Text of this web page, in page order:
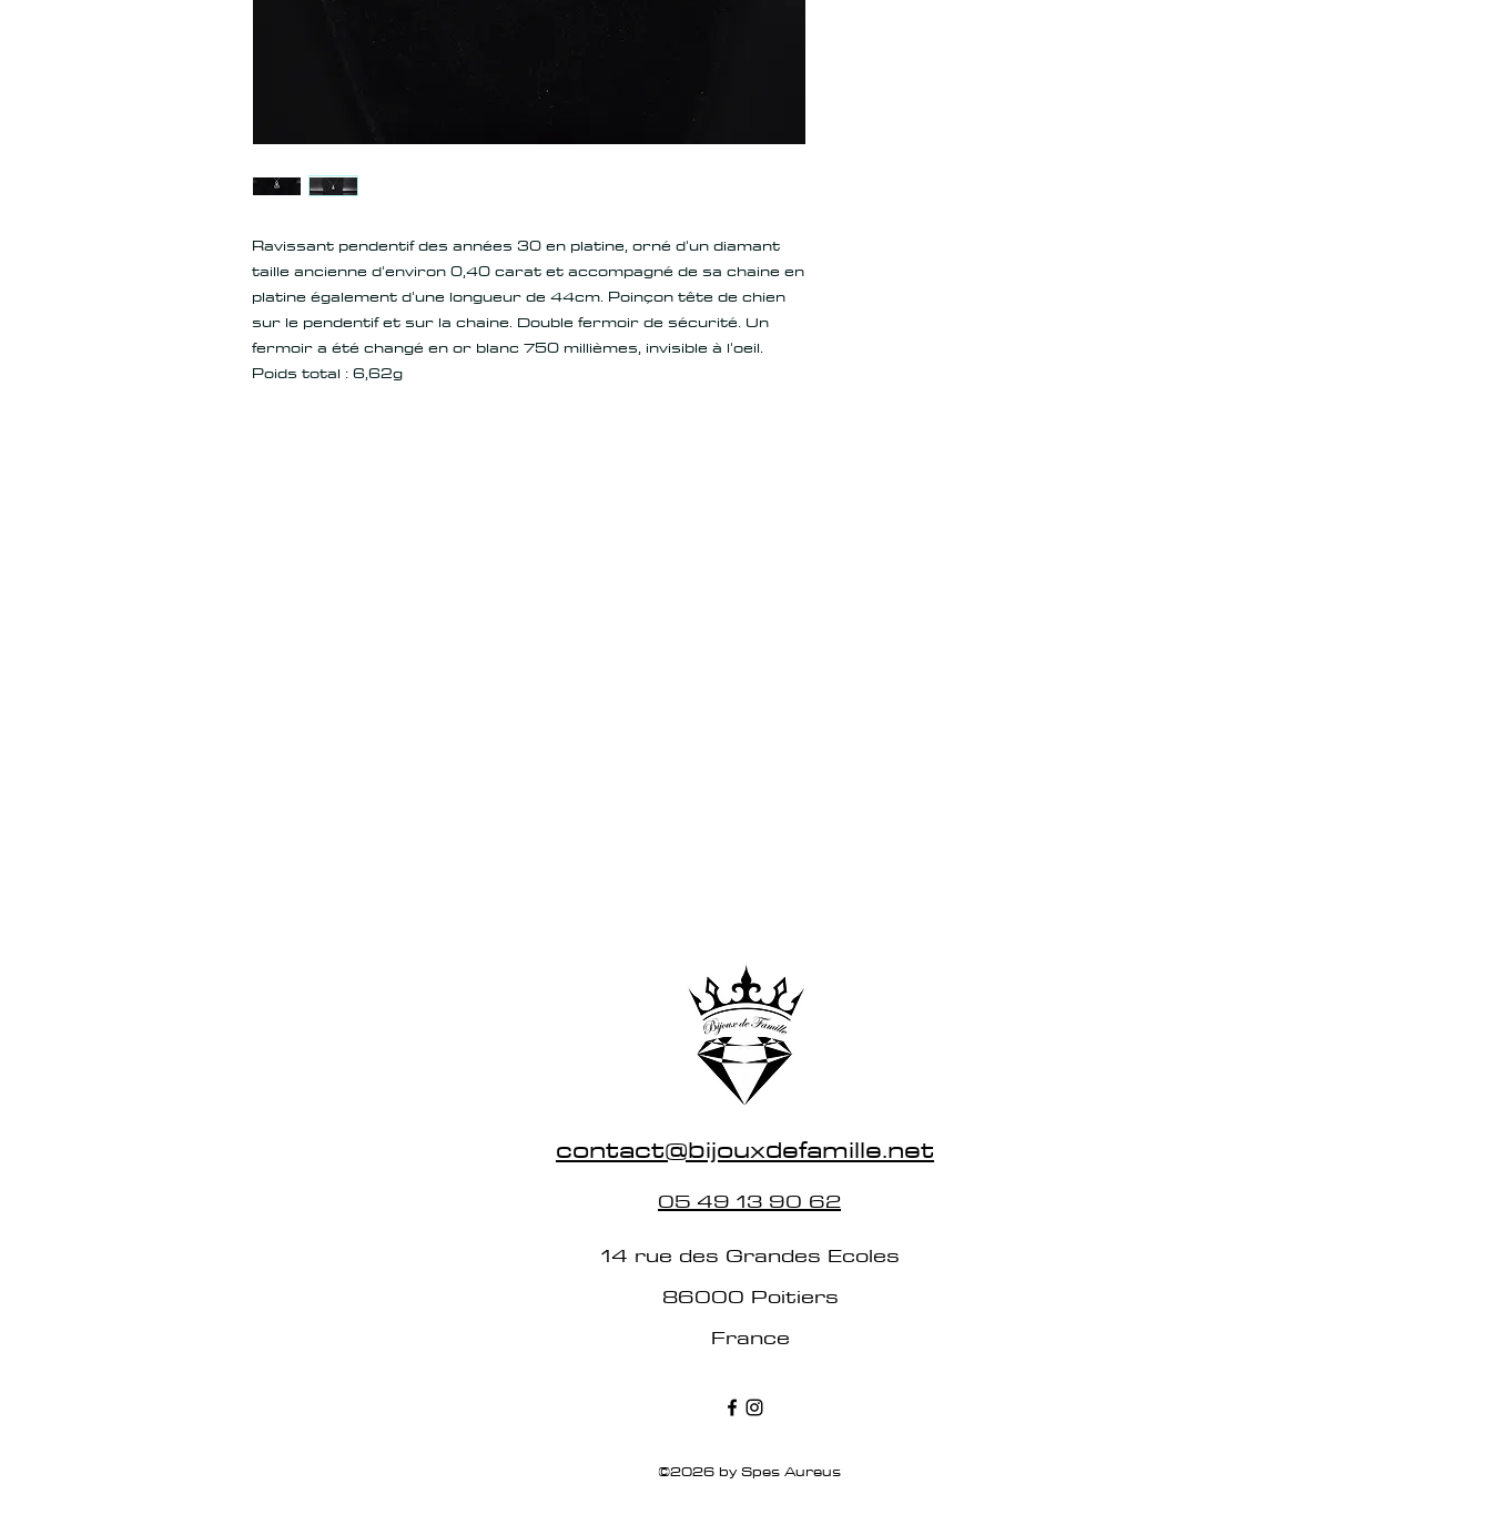
Ravissant pendentif des années 30 en platine, orné d'un diamant
taille ancienne d'environ 0,40 carat et accompagné de sa chaine en
platine également d'une longueur de 44cm. Poinçon tête de chien
sur le pendentif et sur la chaine. Double fermoir de sécurité. Un
fermoir a été changé en or blanc 750 millièmes, invisible à l'oeil.
Poids total : 6,62g
contact@bijouxdefamille.net
05 49 13 90 62
14 rue des Grandes Ecoles
86000 Poitiers
France
©2026 by Spes Aureus